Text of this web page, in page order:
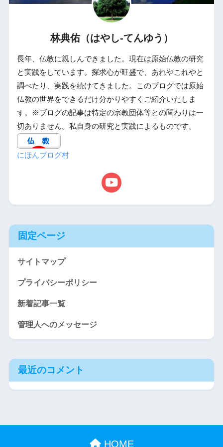
林典佑（はやし-てんゆう）
長年、仏教に親しんできました。現在は原始仏教の研究
と実践をしています。探求心が旺盛で、あれやこれやと
調べたり、実践を続けてきました。このブログでは原始
仏教の世界をできるだけ分かりやすくご紹介いたしま
す。※ブログの記事は特定の宗教団体等との関わりは一
切ありません。私自身の研究と実践によるものです。
にほんブログ村
固定ページ
サイトマップ
プライバシーポリシー
新着記事一覧
管理人へのメッセージ
最近のコメント
HOME